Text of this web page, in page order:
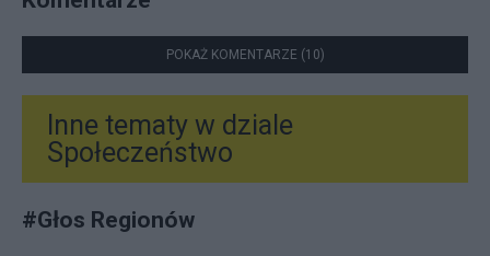
POKAŻ KOMENTARZE (10)
Inne tematy w dziale
Społeczeństwo
#Głos Regionów